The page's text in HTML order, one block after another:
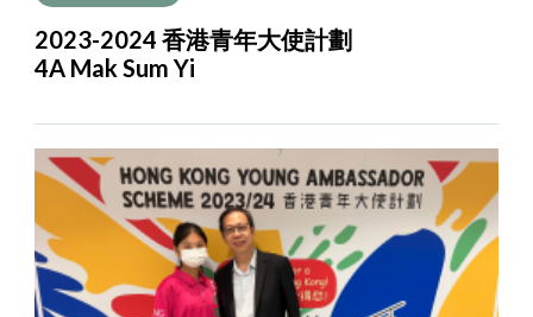
2023-2024 香港青年大使計劃
4A Mak Sum Yi